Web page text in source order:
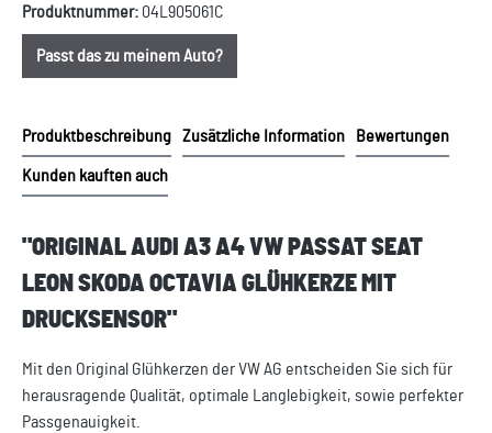
Produktnummer: 04L905061C
Passt das zu meinem Auto?
Produktbeschreibung Zusätzliche Information Bewertungen
Kunden kauften auch
"ORIGINAL AUDI A3 A4 VW PASSAT SEAT
LEON SKODA OCTAVIA GLÜHKERZE MIT
DRUCKSENSOR"
Mit den Original Glühkerzen der VW AG entscheiden Sie sich für
herausragende Qualität, optimale Langlebigkeit, sowie perfekter
Passgenauigkeit.